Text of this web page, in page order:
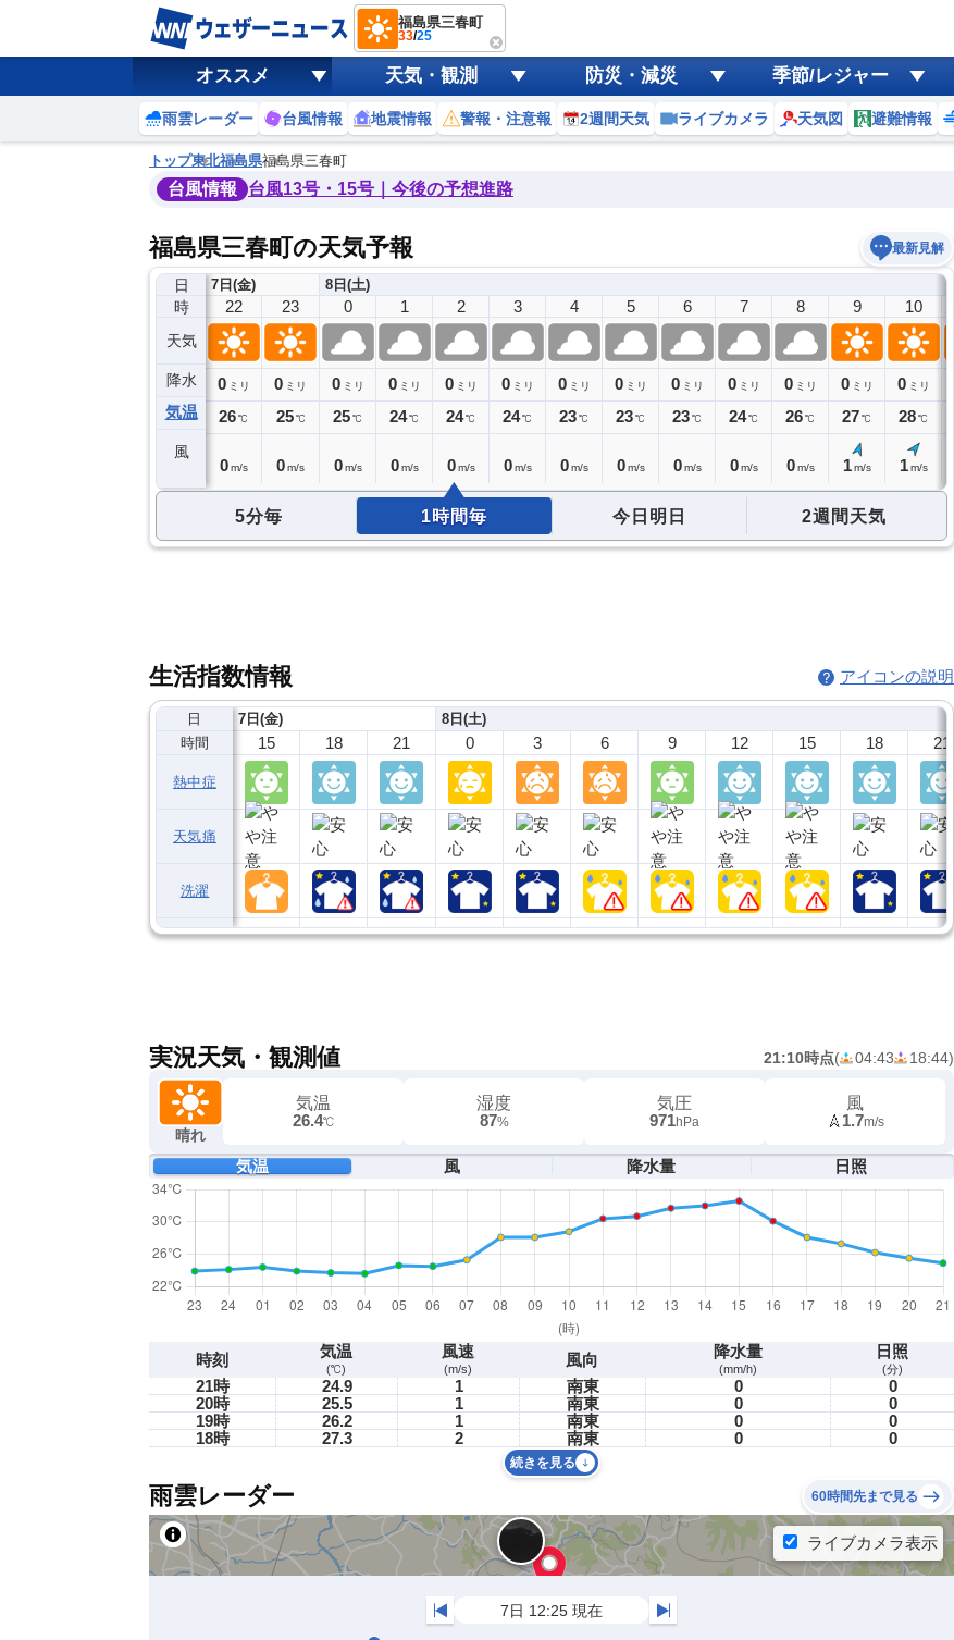
福島県三春町
33/25
オススメ 天気・観測 防災・減災 季節/レジャー
雨雲レーダー 台風情報 地震情報 警報・注意報 2週間天気 ライブカメラ 天気図 避難情報
トップ東北福島県福島県三春町
台風情報 台風13号・15号｜今後の予想進路
福島県三春町の天気予報 最新見解
日
時
天気
降水
気温
風
7日(金)
21
0ミリ
26℃
22
0 ミリ
26℃
0 m/s
23
0 ミリ
25 ℃
0m/s
8日(土)
0
0 ミリ
25℃
0 m/s
1
0 ミリ
24℃
0 m/s
2
0 ミリ
24℃
0 m/s
3
0 ミリ
24℃
0 m/s
4
0 ミリ
23℃
0 m/s
5
0 ミリ
23℃
0 m/s
6
0 ミリ
23℃
0 m/s
7
0 ミリ
24℃
0 m/s
8
0 ミリ
26℃
0 m/s
9
0 ミリ
27℃
1 m/s
10
0 ミリ
28℃
1 m/s
5分毎 1時間毎 今日明日 2週間天気
生活指数情報 アイコンの説明
日
時間
熱中症
天気痛
洗濯
7日(金)
15 18 21
8日(土)
0 3 6 9 12 15 18 21
実況天気・観測値 21:10時点( 04:43 18:44)
晴れ
気温
26.4℃
湿度
87%
気圧
971hPa
風
1.7m/s
気温 風 降水量 日照
時刻 気温
(℃)
風速
(m/s) 風向 降水量
(mm/h)
日照
(分)
21時 24.9 1 南東 0
0
20時
25.5 1 南東 0
0
19時
26.2 1 南東 0
0
18時
27.3 2 南東 0 0
続きを見る
雨雲レーダー 60時間先まで見る